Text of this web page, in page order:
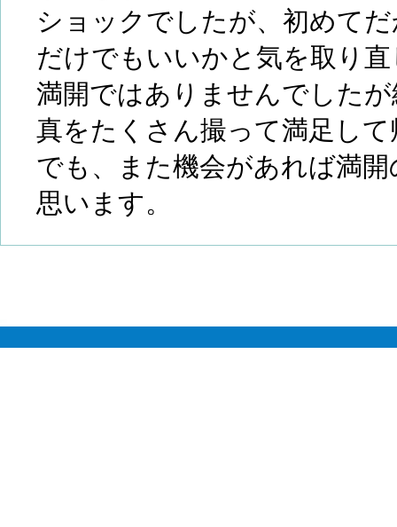
ショックでしたが、初めて
だけでもいいかと気を取り
満開ではありませんでした
真をたくさん撮って満足し
でも、また機会があれば満
思います。